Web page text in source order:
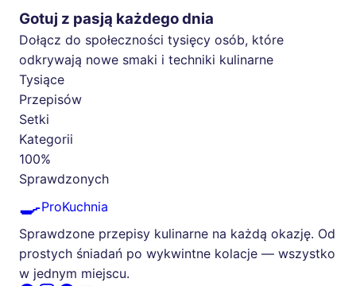
Gotuj z pasją każdego dnia
Dołącz do społeczności tysięcy osób, które
odkrywają nowe smaki i techniki kulinarne
Tysiące
Przepisów
Setki
Kategorii
100%
Sprawdzonych
🍳ProKuchnia
Sprawdzone przepisy kulinarne na każdą okazję. Od
prostych śniadań po wykwintne kolacje — wszystko
w jednym miejscu.